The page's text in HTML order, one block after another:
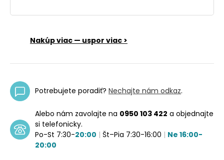
Nakúp viac — uspor viac >
Potrebujete poradiť? Nechajte nám odkaz.
Alebo nám zavolajte na 0950 103 422 a objednajte
si telefonicky.
Po-St 7:30-20:00 | Št–Pia 7:30-16:00 | Ne 16:00-
20:00